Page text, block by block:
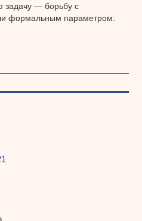
задачу — борьбу с
формальным параметром: